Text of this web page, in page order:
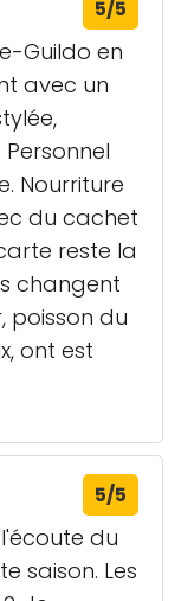
5/5
Guildo en
avec un
Nourriture
du cachet
reste la
changent
poisson du
ont est
5/5
du
saison. Les